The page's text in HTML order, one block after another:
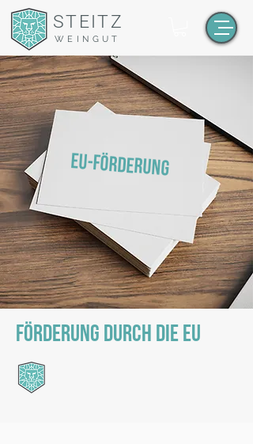
STEITZ
WEINGUT
EU-Förderung
FÖRDERUNG DURCH DIE EU